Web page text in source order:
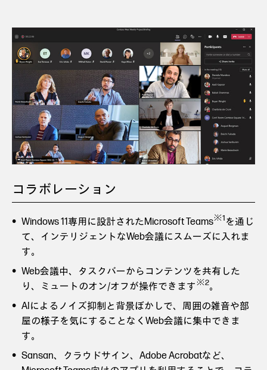
コラボレーション
Windows 11専用に設計されたMicrosoft Teams※1を通じ
て、インテリジェントなWeb会議にスムーズに入れま
す。
Web会議中、タスクバーからコンテンツを共有した
り、ミュートのオン/オフが操作できます※2。
AIによるノイズ抑制と背景ぼかしで、周囲の雑音や部
屋の様子を気にすることなくWeb会議に集中できま
す。
Sansan、クラウドサイン、Adobe Acrobatなど、